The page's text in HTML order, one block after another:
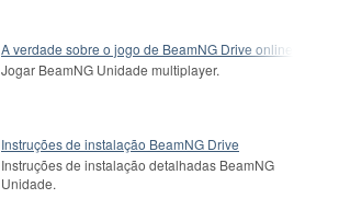
A verdade sobre o jogo de BeamNG Drive online
Jogar BeamNG Unidade multiplayer.
Instruções de instalação BeamNG Drive
Instruções de instalação detalhadas BeamNG
Unidade.